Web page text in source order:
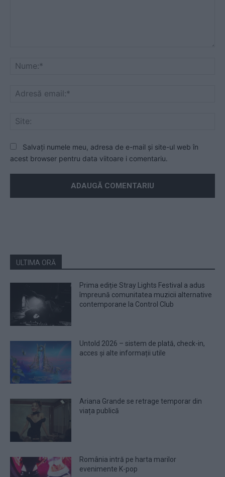
Salvați numele meu, adresa de e-mail și site-ul web în
acest browser pentru data viitoare i comentariu.
ULTIMA ORĂ
Prima ediție Stray Lights Festival a adus
împreună comunitatea muzicii alternative
contemporane la Control Club
Untold 2026 – sistem de plată, check-in,
acces și alte informații utile
Ariana Grande se retrage temporar din
viața publică
România intră pe harta marilor
evenimente K-pop